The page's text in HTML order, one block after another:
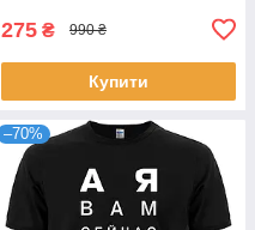
275 ₴ 990 ₴
Купити
–70%